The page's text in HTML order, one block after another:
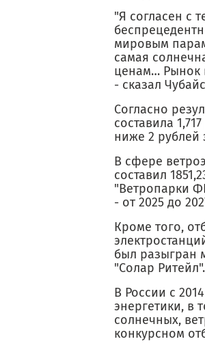
"Я согласен с
мировым
самая
ценам… Рынок
- сказал
Согласно
составила
ниже 2 рублей
В сфере
составил
"Ветропарки
- от 2025 до
Кроме того,
был разыгран
"Солар Ритейл".
В России с
энергетики, в
солнечных,
конкурсном